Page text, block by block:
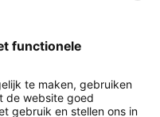
showroom